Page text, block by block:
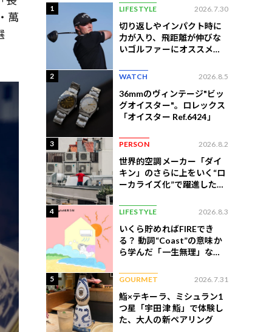
萬
1 LIFESTYLE 2026.7.30
切り返しやインパクト時に
力が入り、飛距離が伸びな
いゴルファーにオススメの
2 WATCH 2026.8.5
36mmのヴィンテージ"ビッ
グオイスター"。ロレックス
「オイスター Ref.6424」
3 PERSON 2026.8.2
世界的空調メーカー「ダイ
キン」のさらに上をいく“ロ
ーカライズ化”で躍進したイ
4 LIFESTYLE 2026.8.3
いくら貯めればFIREでき
る？ 動詞“Coast”の意味か
ら学んだ「一生無理」な切
5 GOURMET 2026.7.31
鮨×テキーラ、ミシュラン1
つ星「宇田津 鮨」で体験し
た、大人の新ペアリング